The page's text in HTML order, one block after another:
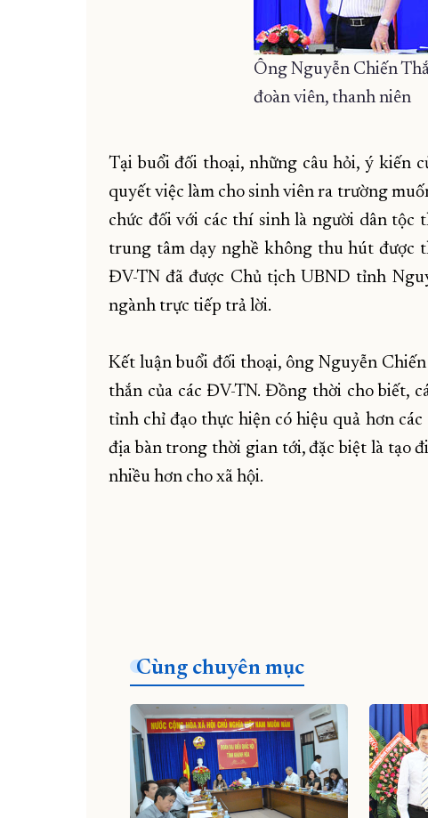
Ông Nguyễn Chiến
đoàn viên, thanh niên
Tại buổi đối thoại, những câu hỏi, ý kiến
quyết việc làm cho sinh viên ra trường
chức đối với các thí sinh là người dân tộc
trung tâm dạy nghề không thu hút được
ĐV-TN đã được Chủ tịch UBND tỉnh
ngành trực tiếp trả lời.
Kết luận buổi đối thoại, ông Nguyễn
thắn của các ĐV-TN. Đồng thời cho biết,
tỉnh chỉ đạo thực hiện có hiệu quả hơn
địa bàn trong thời gian tới, đặc biệt là tạo
nhiều hơn cho xã hội.
Cùng chuyên mục